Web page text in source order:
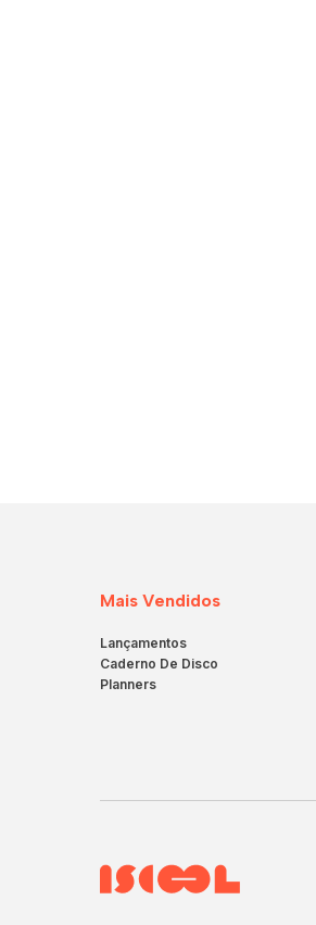
Mais Vendidos
Lançamentos
Caderno De Disco
Planners